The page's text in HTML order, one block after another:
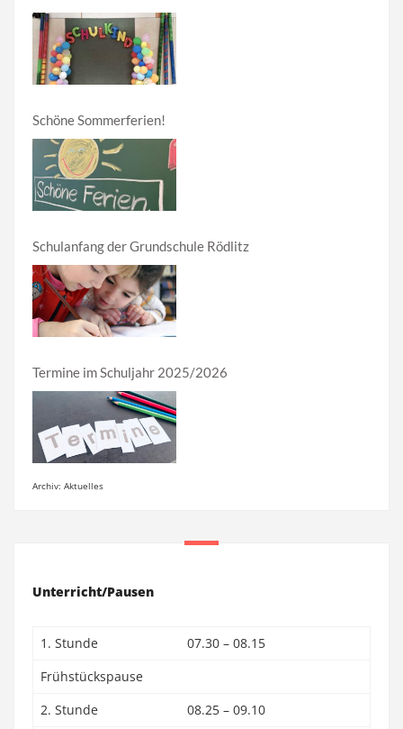
18:00 Uhr
Schöne Sommerferien!
Schulanfang der Grundschule Rödlitz
Termine im Schuljahr 2025/2026
Archiv: Aktuelles
Unterricht/Pausen
1. Stunde
07.30 – 08.15
Frühstückspause
2. Stunde
08.25 – 09.10